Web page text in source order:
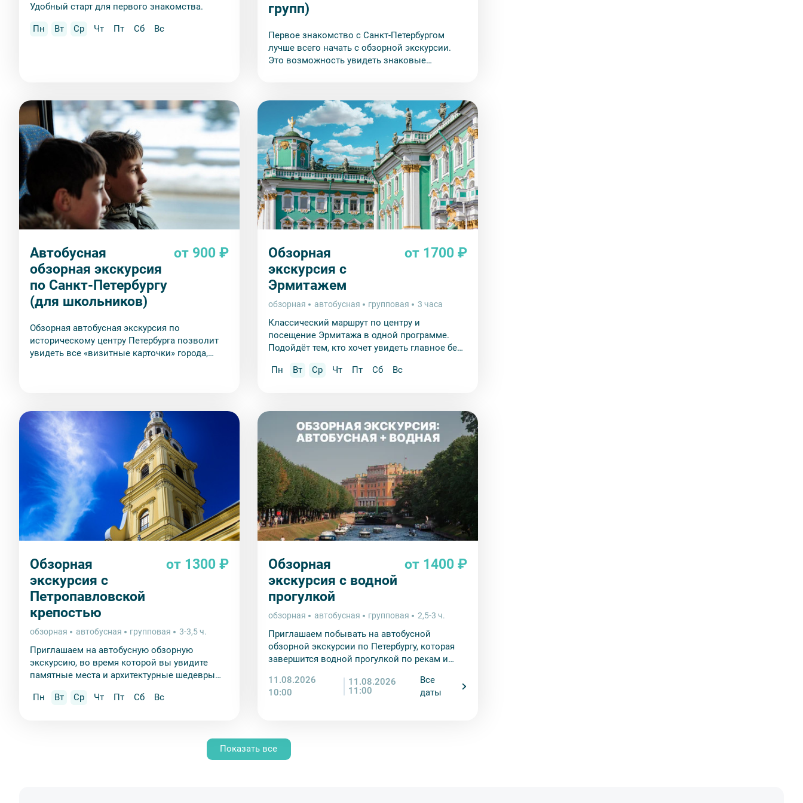
Удобный старт для первого знакомства.
Пн Вт Ср Чт Пт Сб Вс
групп)
Первое знакомство с Санкт-Петербургом
лучше всего начать с обзорной экскурсии.
Это возможность увидеть знаковые
Автобусная
обзорная экскурсия
по Санкт-Петербургу
(для школьников)
от 900 ₽
Обзорная автобусная экскурсия по
историческому центру Петербурга позволит
увидеть все «визитные карточки» города,
Обзорная
экскурсия с
Эрмитажем
от 1700 ₽
обзорная автобусная групповая 3 часа
Классический маршрут по центру и
посещение Эрмитажа в одной программе.
Подойдёт тем, кто хочет увидеть главное без
Пн
Вт Ср Чт Пт Сб Вс
Обзорная
экскурсия с
Петропавловской
крепостью
от 1300 ₽
обзорная автобусная групповая 3-3,5 ч.
Приглашаем на автобусную обзорную
экскурсию, во время которой вы увидите
памятные места и архитектурные шедевры
Петропавловскую крепость.
Пн Вт Ср Чт Пт Сб Вс
Обзорная
экскурсия с водной
прогулкой
от 1400 ₽
обзорная автобусная групповая 2,5-3 ч.
Приглашаем побывать на автобусной
обзорной экскурсии по Петербургу, которая
завершится водной прогулкой по рекам и
11.08.2026
10:00
11.08.2026
11:00
Все
даты
Показать все